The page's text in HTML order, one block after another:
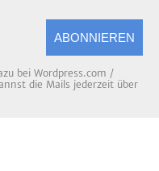
ABONNIEREN
bei Wordpress.com /
die Mails jederzeit über